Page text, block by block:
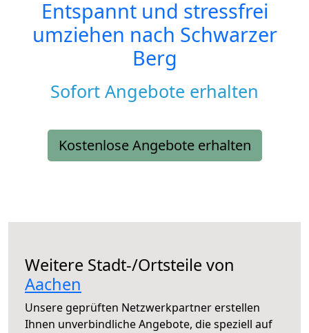
Entspannt und stressfrei
umziehen nach Schwarzer
Berg
Sofort Angebote erhalten
Kostenlose Angebote erhalten
Weitere Stadt-/Ortsteile von
Aachen
Unsere geprüften Netzwerkpartner erstellen
Ihnen unverbindliche Angebote, die speziell auf